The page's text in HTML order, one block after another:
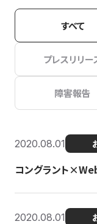
すべて
プレスリリー
障害報告
2020.08.01
コングラント
2020.08.01